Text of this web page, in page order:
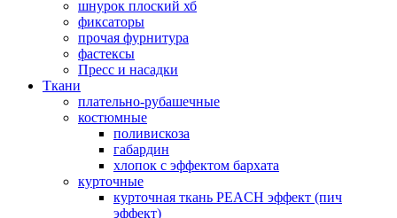
шнурок плоский хб
фиксаторы
прочая фурнитура
фастексы
Пресс и насадки
Ткани
плательно-рубашечные
костюмные
поливискоза
габардин
хлопок с эффектом бархата
курточные
курточная ткань PEACH эффект (пич
эффект)